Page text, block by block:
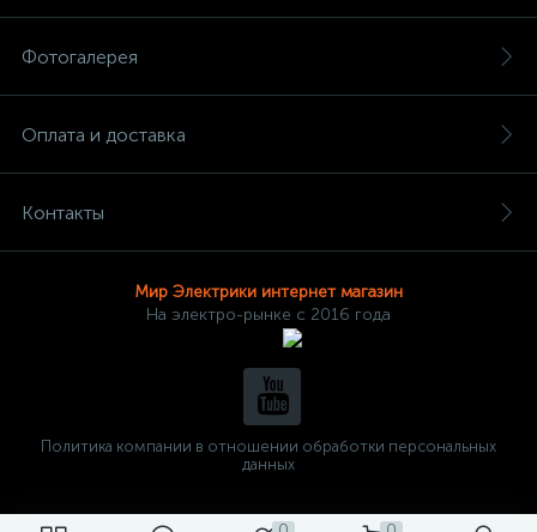
Фотогалерея
Оплата и доставка
Контакты
Мир Электрики интернет магазин
На электро-рынке с 2016 года
Политика компании в отношении обработки персональных
данных